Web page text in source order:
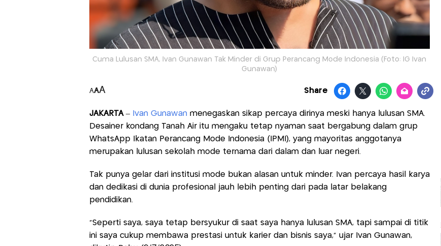
Cuma Lulusan SMA, Ivan Gunawan Tak Minder di Grup Perancang Mode Indonesia (Foto: IG Ivan
Gunawan)
AAA Share
JAKARTA – Ivan Gunawanmenegaskan sikap percaya dirinya meski hanya lulusan SMA.
Desainer kondang Tanah Air itu mengaku tetap nyaman saat bergabung dalam grup
WhatsApp Ikatan Perancang Mode Indonesia (IPMI), yang mayoritas anggotanya
merupakan lulusan sekolah mode ternama dari dalam dan luar negeri.
Tak punya gelar dari institusi mode bukan alasan untuk minder. Ivan percaya hasil karya
dan dedikasi di dunia profesional jauh lebih penting dari pada latar belakang
pendidikan.
"Seperti saya, saya tetap bersyukur di saat saya hanya lulusan SMA, tapi sampai di titik
ini saya cukup membawa prestasi untuk karier dan bisnis saya," ujar Ivan Gunawan,